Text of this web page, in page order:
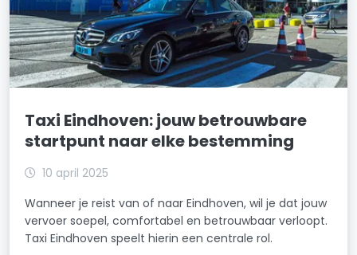
Taxi Eindhoven: jouw betrouwbare
startpunt naar elke bestemming
10 april 2025
Wanneer je reist van of naar Eindhoven, wil je dat jouw
vervoer soepel, comfortabel en betrouwbaar verloopt.
Taxi Eindhoven speelt hierin een centrale rol.